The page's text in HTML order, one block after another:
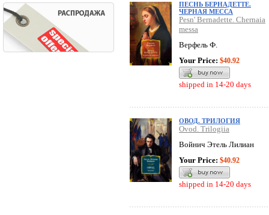
ПЕСНЬ БЕРНАДЕТТЕ.
ЧЕРНАЯ МЕССА
Pesn' Bernadette. Chernaia
messa
Верфель Ф.
Your Price: $40.92
shipped in 14-20 days
ОВОД. ТРИЛОГИЯ
Ovod. Trilogiia
Войнич Этель Лилиан
Your Price: $40.92
shipped in 14-20 days